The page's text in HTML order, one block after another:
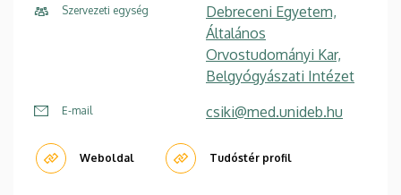
Szervezeti egység
Debreceni Egyetem,
Általános
Orvostudományi Kar,
Belgyógyászati Intézet
E-mail csiki@med.unideb.hu
Weboldal Tudóstér profil